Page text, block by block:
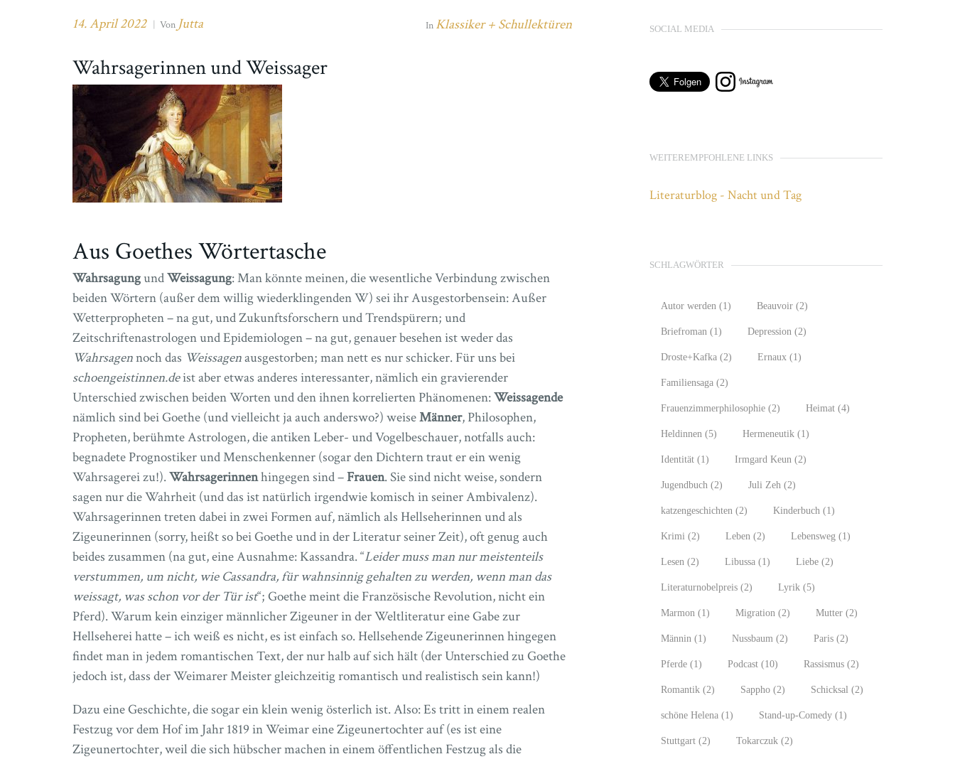
14. April 2022 | Von Jutta In Klassiker + Schullektüren
Wahrsagerinnen und Weissager
Aus Goethes Wörtertasche
WahrsagungundWeissagung: Man könnte meinen, die wesentliche Verbindung zwischen
beiden Wörtern (außer dem willig wiederklingenden W) sei ihr Ausgestorbensein: Außer
Wetterpropheten – na gut, und Zukunftsforschern und Trendspürern; und
Zeitschriftenastrologen und Epidemiologen – na gut, genauer besehen ist weder das
Wahrsagennoch das Weissagenausgestorben; man nett es nur schicker. Für uns bei
schoengeistinnen.deist aber etwas anderes interessanter, nämlich ein gravierender
Unterschied zwischen beiden Worten und den ihnen korrelierten Phänomenen:Weissagende
nämlich sind bei Goethe (und vielleicht ja auch anderswo?) weiseMänner, Philosophen,
Propheten, berühmte Astrologen, die antiken Leber- und Vogelbeschauer, notfalls auch:
begnadete Prognostiker und Menschenkenner (sogar den Dichtern traut er ein wenig
Wahrsagerei zu!).Wahrsagerinnenhingegen sind –Frauen. Sie sind nicht weise, sondern
sagen nur die Wahrheit (und das ist natürlich irgendwie komisch in seiner Ambivalenz).
Wahrsagerinnen treten dabei in zwei Formen auf, nämlich als Hellseherinnen und als
Zigeunerinnen (sorry, heißt so bei Goethe und in der Literatur seiner Zeit), oft genug auch
beides zusammen (na gut, eine Ausnahme: Kassandra. “Leider muss man nur meistenteils
verstummen, um nicht, wie Cassandra, für wahnsinnig gehalten zu werden, wenn man das
weissagt, was schon vor der Tür ist“; Goethe meint die Französische Revolution, nicht ein
Pferd). Warum kein einziger männlicher Zigeuner in der Weltliteratur eine Gabe zur
Hellseherei hatte – ich weiß es nicht, es ist einfach so. Hellsehende Zigeunerinnen hingegen
findet man in jedem romantischen Text, der nur halb auf sich hält (der Unterschied zu Goethe
jedoch ist, dass der Weimarer Meister gleichzeitig romantisch und realistisch sein kann!)
Dazu eine Geschichte, die sogar ein klein wenig österlich ist. Also: Es tritt in einem realen
Festzug vor dem Hof im Jahr 1819 in Weimar eine Zigeunertochter auf (es ist eine
Zigeunertochter, weil die sich hübscher machen in einem öffentlichen Festzug als die
SOCIAL MEDIA
WEITEREMPFOHLENE LINKS
Literaturblog - Nacht und Tag
SCHLAGWÖRTER
Autor werden (1) Beauvoir (2)
Briefroman (1) Depression (2)
Droste+Kafka (2) Ernaux (1)
Familiensaga (2)
Frauenzimmerphilosophie (2) Heimat (4)
Heldinnen (5) Hermeneutik (1)
Identität (1) Irmgard Keun (2)
Jugendbuch (2) Juli Zeh (2)
katzengeschichten (2) Kinderbuch (1)
Krimi (2) Leben (2) Lebensweg (1)
Lesen (2) Libussa (1) Liebe (2)
Literaturnobelpreis (2) Lyrik (5)
Marmon (1) Migration (2) Mutter (2)
Männin (1) Nussbaum (2) Paris (2)
Pferde (1) Podcast (10) Rassismus (2)
Romantik (2) Sappho (2) Schicksal (2)
schöne Helena (1) Stand-up-Comedy (1)
Stuttgart (2) Tokarczuk (2)